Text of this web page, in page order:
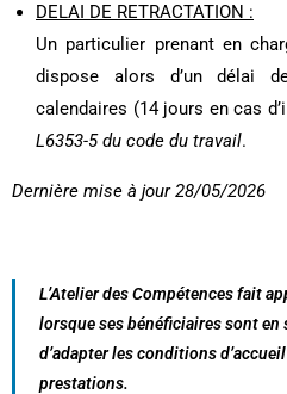
DELAI DE RETRACTATION :
Un particulier prenant en
dispose alors d’un délai
calendaires (14 jours en cas
L6353-5 du code du travail.
Dernière mise à jour 28/05/2026
L’Atelier des Compétences fait
lorsque ses bénéficiaires sont
d’adapter les conditions
prestations.